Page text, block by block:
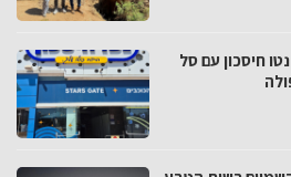
מ־125 ש״ח: נטו חיסכון עם סל